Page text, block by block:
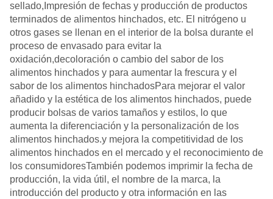
sellado,Impresión de fechas y producción de productos
terminados de alimentos hinchados, etc. El nitrógeno u
otros gases se llenan en el interior de la bolsa durante el
proceso de envasado para evitar la
oxidación,decoloración o cambio del sabor de los
alimentos hinchados y para aumentar la frescura y el
sabor de los alimentos hinchadosPara mejorar el valor
añadido y la estética de los alimentos hinchados, puede
producir bolsas de varios tamaños y estilos, lo que
aumenta la diferenciación y la personalización de los
alimentos hinchados.y mejora la competitividad de los
alimentos hinchados en el mercado y el reconocimiento de
los consumidoresTambién podemos imprimir la fecha de
producción, la vida útil, el nombre de la marca, la
introducción del producto y otra información en las